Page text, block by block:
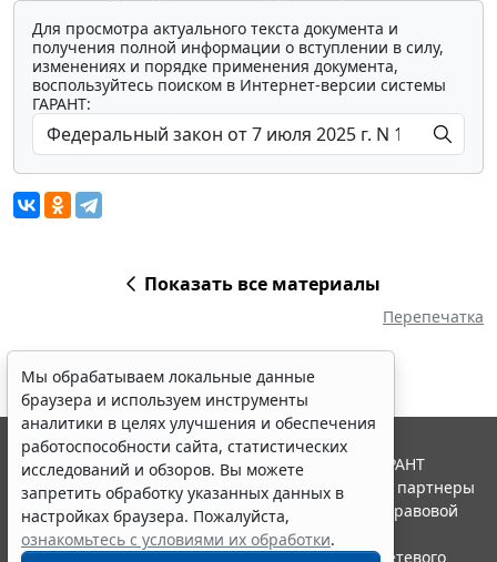
Для просмотра актуального текста документа и
получения полной информации о вступлении в силу,
изменениях и порядке применения документа,
воспользуйтесь поиском в Интернет-версии системы
ГАРАНТ:
Показать все материалы
Перепечатка
Мы обрабатываем локальные данные
браузера и используем инструменты
аналитики в целях улучшения и обеспечения
работоспособности сайта, статистических
исследований и обзоров. Вы можете
запретить обработку указанных данных в
настройках браузера. Пожалуйста,
ознакомьтесь с условиями их обработки.
© ООО "НПП "ГАРАНТ-СЕРВИС", 2026. Система ГАРАНТ
выпускается с 1990 года. Компания "Гарант" и ее партнеры
являются участниками Российской ассоциации правовой
информации ГАРАНТ.
Портал ГАРАНТ.РУ зарегистрирован в качестве сетевого